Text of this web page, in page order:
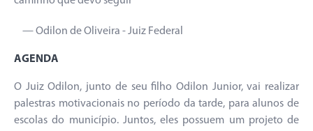
— Odilon de Oliveira - Juiz Federal
AGENDA
O Juiz Odilon, junto de seu filho Odilon Junior, vai realizar
palestras motivacionais no período da tarde, para alunos de
escolas do município. Juntos, eles possuem um projeto de